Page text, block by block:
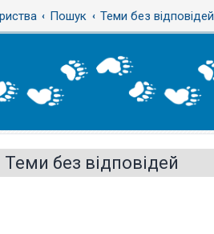
Пошук Теми без відповідей
Теми без відповідей